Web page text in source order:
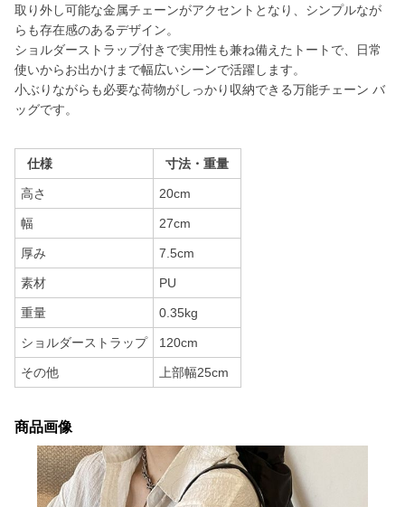
取り外し可能な金属チェーンがアクセントとなり、シンプルなが
らも存在感のあるデザイン。
ショルダーストラップ付きで実用性も兼ね備えたトートで、日常
使いからお出かけまで幅広いシーンで活躍します。
小ぶりながらも必要な荷物がしっかり収納できる万能チェーン バ
ッグです。
仕様 寸法・重量
高さ 20cm
幅 27cm
厚み 7.5cm
素材 PU
重量 0.35kg
ショルダーストラップ 120cm
その他 上部幅25cm
商品画像